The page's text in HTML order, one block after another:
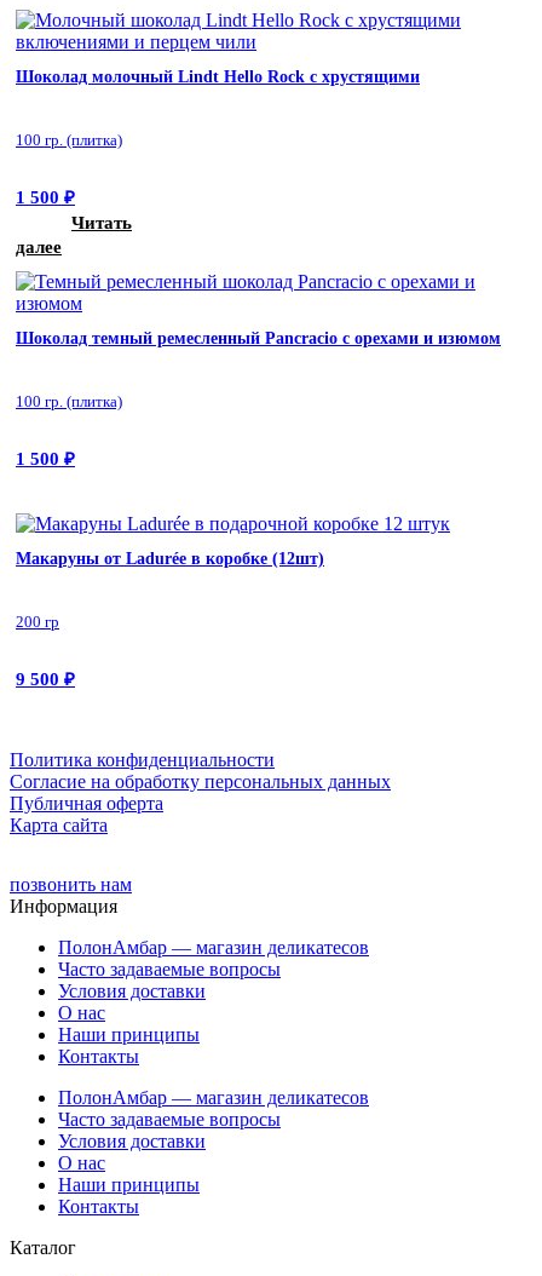
Шоколад молочный Lindt Hello Rock с хрустящими
100 гр. (плитка)
1 500 ₽
Читать
далее
Шоколад темный ремесленный Pancracio с орехами и изюмом
100 гр. (плитка)
1 500 ₽
Макаруны от Ladurée в коробке (12шт)
200 гр
9 500 ₽
Политика конфиденциальности
Cогласие на обработку персональных данных
Публичная оферта
Карта сайта
позвонить нам
Информация
ПолонАмбар — магазин деликатесов
Часто задаваемые вопросы
Условия доставки
О нас
Наши принципы
Контакты
ПолонАмбар — магазин деликатесов
Часто задаваемые вопросы
Условия доставки
О нас
Наши принципы
Контакты
Каталог